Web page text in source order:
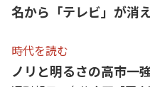
名から「テレビ」が消
時代を読む
ノリと明るさの高市一